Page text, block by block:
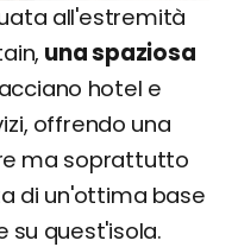
all'estremità
una spaziosa
hotel e
offrendo una
ma soprattutto
di un'ottima base
su quest'isola.